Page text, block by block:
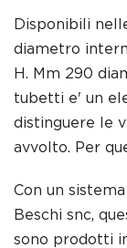
Disponibili
diametro
H. Mm 290
tubetti e' un
distinguere le
avvolto. Per
Con un
Beschi snc,
sono prodotti